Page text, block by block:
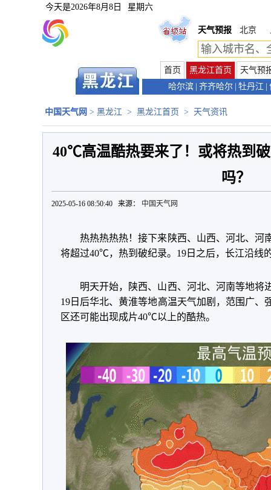
今天是2026年8月8日 星期六
天气预报 北京
首页 黑龙江首页
天气预
哈尔滨 齐齐哈尔 牡丹江
中国天气网 > 黑龙江 > 黑龙江首页 > 天气资讯
40℃高温酷热要来了！或将热到
吗？
2025-05-16 08:50:40 来源： 中国天气网
热热热热热！接下来陕西、山西、河北、河
将超过40℃，热到破纪录。19日之后，长江沿线
明天开始，陕西、山西、河北、河南等地
19日后华北、黄淮等地高温天气加剧，范围广、
区还可能出现成片40℃以上的酷热。